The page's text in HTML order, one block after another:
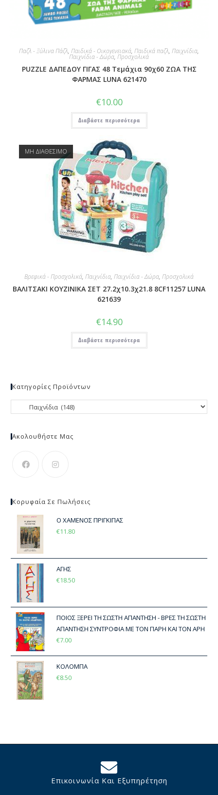
Παζλ - Ξύλινα Πάζλ, Παιδικά - Οικογενειακά, Παιδικά παζλ, Παιχνίδια,
Παιχνίδια - Δώρα, Προσχολικά
PUZZLE ΔΑΠΕΔΟΥ ΓΙΓΑΣ 48 Τεμάχια 90χ60 ΖΩΑ ΤΗΣ
ΦΑΡΜΑΣ LUNA 621470
€10.00
Διαβάστε περισσότερα
ΜΗ ΔΙΑΘΕΣΙΜΟ
Βρεφικά - Προσχολικά, Παιχνίδια, Παιχνίδια - Δώρα, Προσχολικά
ΒΑΛΙΤΣΑΚΙ ΚΟΥΖΙΝΙΚΑ ΣΕΤ 27.2χ10.3χ21.8 8CF11257 LUNA
621639
€14.90
Διαβάστε περισσότερα
Κατηγορίες Προϊόντων
Ακολουθήστε Μας
Κορυφαία Σε Πωλήσεις
Ο ΧΑΜΕΝΟΣ ΠΡΙΓΚΙΠΑΣ
€11.80
ΑΓΗΣ
€18.50
ΠΟΙΟΣ ΞΕΡΕΙ ΤΗ ΣΩΣΤΗ ΑΠΑΝΤΗΣΗ - ΒΡΕΣ ΤΗ ΣΩΣΤΗ
ΑΠΑΝΤΗΣΗ ΣΥΝΤΡΟΦΙΑ ΜΕ ΤΟΝ ΠΑΡΗ ΚΑΙ ΤΟΝ ΑΡΗ
€7.00
ΚΟΛΟΜΠΑ
€8.50
Επικοινωνία Και Εξυπηρέτηση